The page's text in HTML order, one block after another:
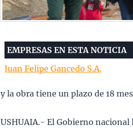
EMPRESAS EN ESTA NOTICIA
Juan Felipe Gancedo S.A.
y la obra tiene un plazo de 18
USHUAIA.- El Gobierno